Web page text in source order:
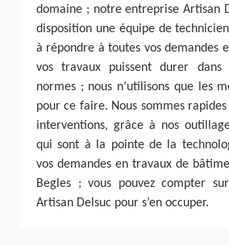
domaine ; notre entreprise Artisan
disposition une équipe de
à répondre à toutes vos demandes
vos travaux puissent durer
normes ; nous n’utilisons que les
pour ce faire. Nous sommes
interventions, grâce à nos
qui sont à la pointe de la
vos demandes en travaux de
Begles ; vous pouvez compter
Artisan Delsuc pour s’en occuper.